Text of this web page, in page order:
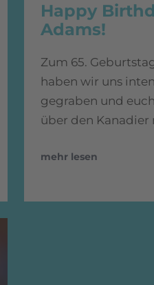
Happy
Adams!
Zum 65.
haben wir uns
gegraben und
über den Kanadier
mehr lesen